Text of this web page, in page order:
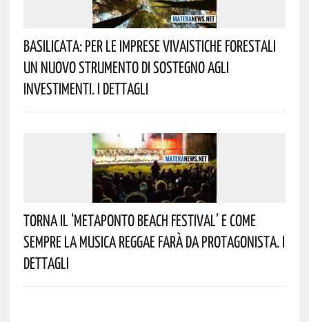
Basilicata: Per Le Imprese Vivaistiche Forestali
Un Nuovo Strumento Di Sostegno Agli
Investimenti. I Dettagli
Torna Il ‘Metaponto Beach Festival’ E Come
Sempre La Musica Reggae Farà Da Protagonista. I
Dettagli